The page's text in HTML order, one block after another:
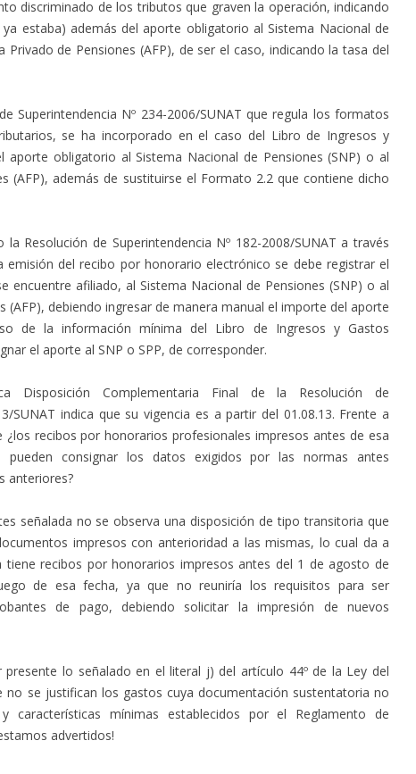
discriminado de los tributos que graven la operación, indicando
estaba) además del aporte obligatorio al Sistema Nacional de
Privado de Pensiones (AFP), de ser el caso, indicando la tasa del
Superintendencia Nº 234-2006/SUNAT que regula los formatos
se ha incorporado en el caso del Libro de Ingresos y
aporte obligatorio al Sistema Nacional de Pensiones (SNP) o al
(AFP), además de sustituirse el Formato 2.2 que contiene dicho
Resolución de Superintendencia Nº 182-2008/SUNAT a través
emisión del recibo por honorario electrónico se debe registrar el
encuentre afiliado, al Sistema Nacional de Pensiones (SNP) o al
(AFP), debiendo ingresar de manera manual el importe del aporte
de la información mínima del Libro de Ingresos y Gastos
el aporte al SNP o SPP, de corresponder.
Disposición Complementaria Final de la Resolución de
SUNAT indica que su vigencia es a partir del 01.08.13. Frente a
¿los recibos por honorarios profesionales impresos antes de esa
pueden consignar los datos exigidos por las normas antes
anteriores?
señalada no se observa una disposición de tipo transitoria que
impresos con anterioridad a las mismas, lo cual da a
tiene recibos por honorarios impresos antes del 1 de agosto de
de esa fecha, ya que no reuniría los requisitos para ser
de pago, debiendo solicitar la impresión de nuevos
presente lo señalado en el literal j) del artículo 44º de la Ley del
se justifican los gastos cuya documentación sustentatoria no
características mínimas establecidos por el Reglamento de
advertidos!